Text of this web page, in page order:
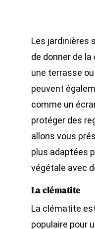
Les jardinières
de donner de la
une terrasse
peuvent
comme un
protéger des
allons vous
plus adaptées
végétale avec
La clématite
La clématite
populaire pour